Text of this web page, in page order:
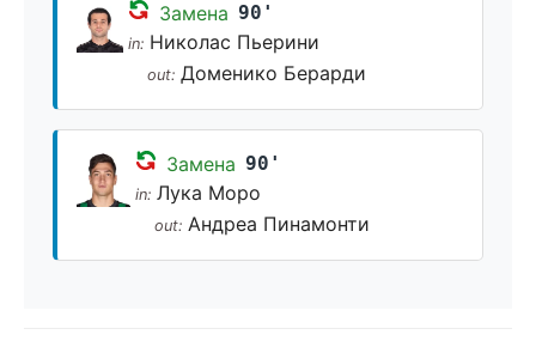
Замена 90'
in: Николас Пьерини
out: Доменико Берарди
Замена 90'
in: Лука Моро
out: Андреа Пинамонти